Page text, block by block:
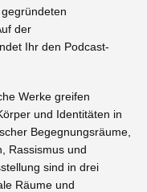
der
Ihr den Podcast-
Werke greifen
und Identitäten in
Begegnungsräume,
Rassismus und
sind in drei
Räume und